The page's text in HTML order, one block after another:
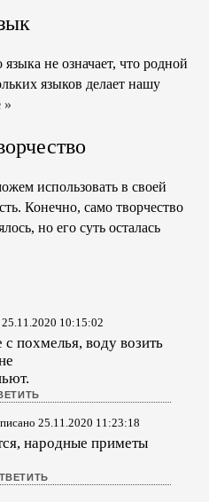
не означает, что родной
языков делает нашу
»
использовать в своей
Конечно, само творчество
но его суть осталась
25.11.2020 10:15:02
похмелья, воду возить
25.11.2020 11:23:18
народные приметы